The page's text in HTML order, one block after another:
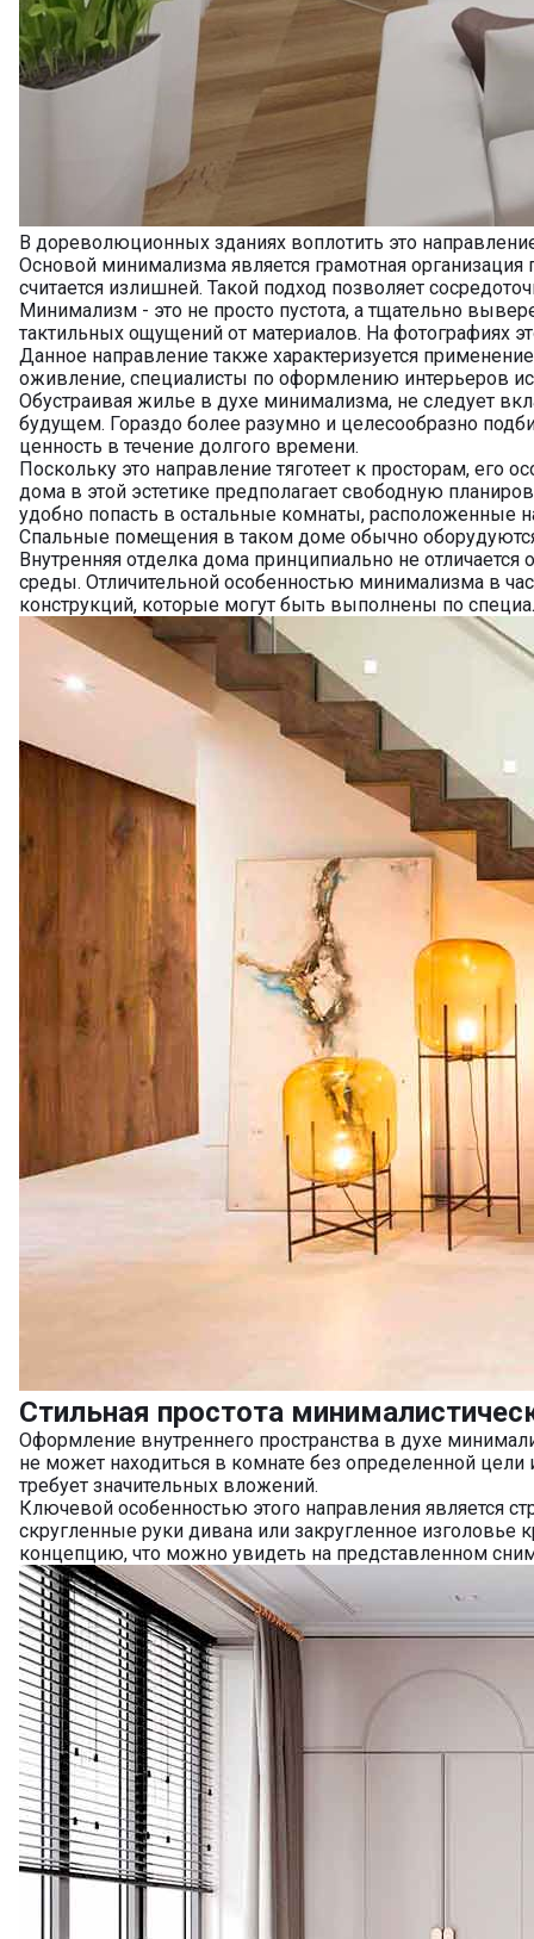
В дореволюционных зданиях воплотить это
Основой минимализма является грамотная
считается излишней. Такой подход позволяет
Минимализм - это не просто пустота, а тщательно
тактильных ощущений от материалов. На фотографиях
Данное направление также характеризуется
оживление, специалисты по оформлению интерьеров
Обустраивая жилье в духе минимализма, не следует
будущем. Гораздо более разумно и целесообразно
ценность в течение долгого времени.
Поскольку это направление тяготеет к просторам,
дома в этой эстетике предполагает свободную
удобно попасть в остальные комнаты, расположенные
Спальные помещения в таком доме обычно
Внутренняя отделка дома принципиально не
среды. Отличительной особенностью минимализма в
конструкций, которые могут быть выполнены по
Стильная простота
Оформление внутреннего пространства в духе
не может находиться в комнате без определенной
требует значительных вложений.
Ключевой особенностью этого направления является
скругленные руки дивана или закругленное
концепцию, что можно увидеть на представленном